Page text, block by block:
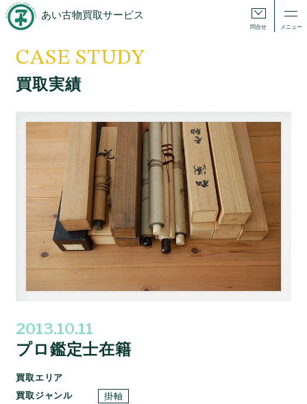
あい古物買取サービス
問合せ メニュー
CASE STUDY
買取実績
2013.10.11
プロ鑑定士在籍
買取エリア
買取ジャンル
掛軸